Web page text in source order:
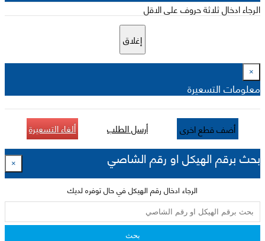
الرجاء ادخال ثلاثة حروف على الاقل
إغلاق
×
معلومات التسعيرة
أضف قطع اخرى أرسل الطلب ألغاء التسعيرة
بحث برقم الهيكل او رقم الشاصي ×
الرجاء ادخال رقم الهيكل في حال توفره لديك
بحث